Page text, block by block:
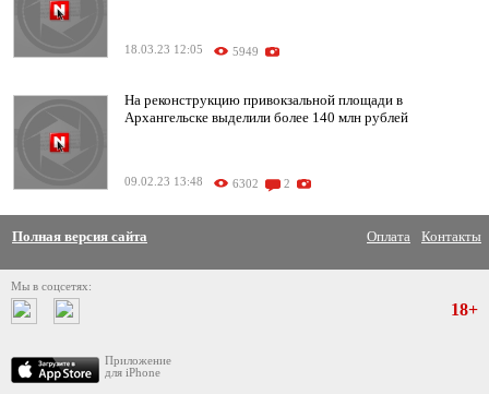
18.03.23 12:05 5949
На реконструкцию привокзальной площади в
Архангельске выделили более 140 млн рублей
09.02.23 13:48 6302 2
Полная версия сайта Оплата Контакты
Мы в соцсетях:
Приложение
для iPhone
18+